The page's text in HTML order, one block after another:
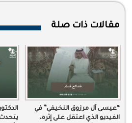
مقالات ذات صلة
“عيسى آل مرزوق النخيفي” في
الفيديو الذي اعتقل على إثره،